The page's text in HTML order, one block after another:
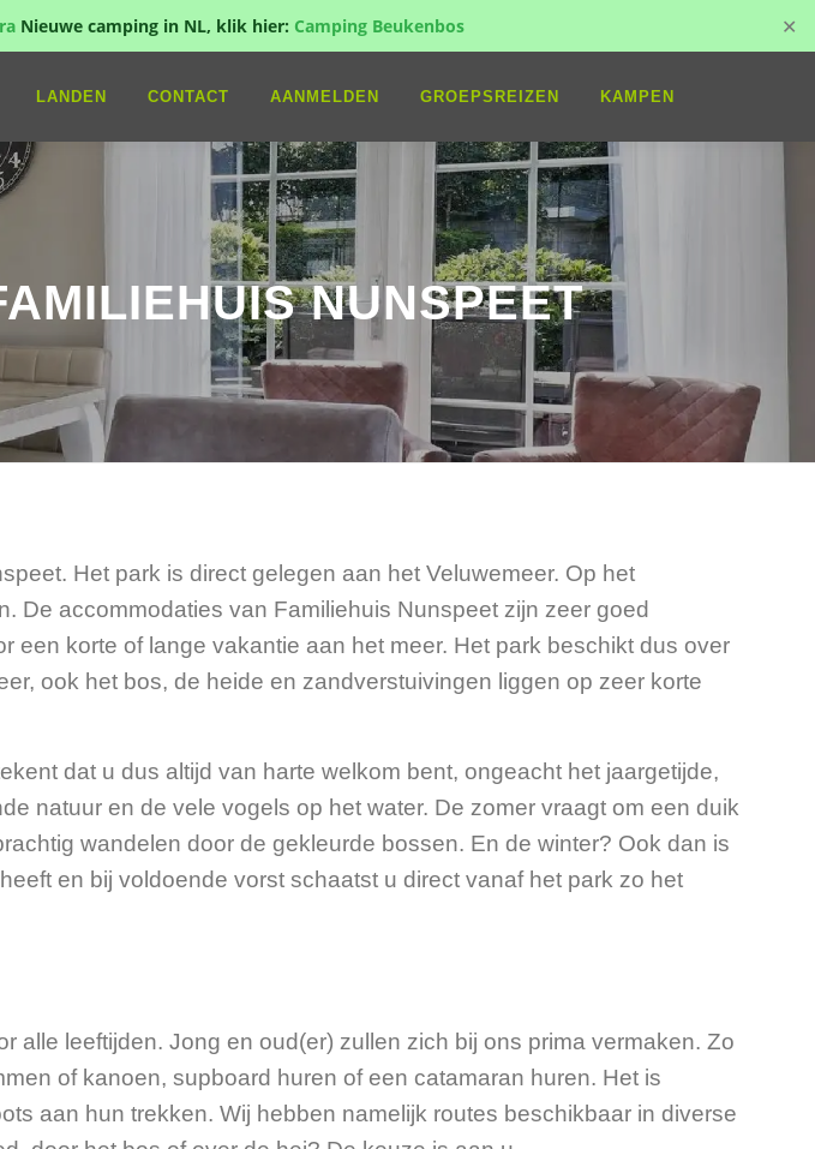
Nieuwe camping in NL, klik hier: Camping Beukenbos ✕
LANDEN CONTACT AANMELDEN GROEPSREIZEN KAMPEN
NUNSPEET
Het park is direct gelegen aan het Veluwemeer. Op het
De accommodaties van Familiehuis Nunspeet zijn zeer goed
korte of lange vakantie aan het meer. Het park beschikt dus over
ook het bos, de heide en zandverstuivingen liggen op zeer korte
dat u dus altijd van harte welkom bent, ongeacht het jaargetijde,
natuur en de vele vogels op het water. De zomer vraagt om een duik
wandelen door de gekleurde bossen. En de winter? Ook dan is
en bij voldoende vorst schaatst u direct vanaf het park zo het
leeftijden. Jong en oud(er) zullen zich bij ons prima vermaken. Zo
of kanoen, supboard huren of een catamaran huren. Het is
aan hun trekken. Wij hebben namelijk routes beschikbaar in diverse